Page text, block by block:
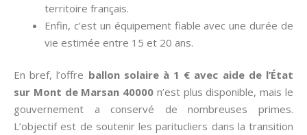
territoire français.
Enfin, c’est un équipement fiable avec une durée de
vie estimée entre 15 et 20 ans.
En bref, l’offre ballon solaire à 1 € avec aide de l’État
sur Mont de Marsan 40000 n’est plus disponible, mais le
gouvernement a conservé de nombreuses primes.
L’objectif est de soutenir les paritucliers dans la transition